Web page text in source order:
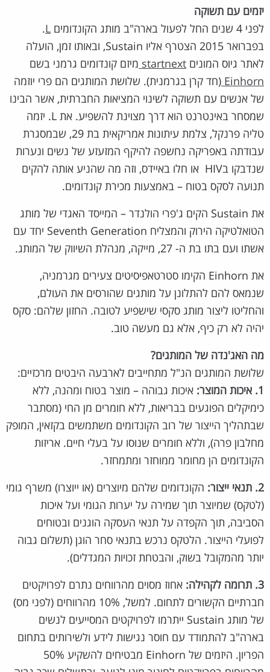
יזמים עם תשוקה
לפני 4 שנים החל לפעול בארה"ב מותג הקונדומים
L
.
בפברואר 2015 הצטרף אליו Sustain, ובאותו זמן, הועלה
לאתר גיוס המונים startnext מיזם קונדומים גרמני בשם
Einhorn (חד קרן בגרמנית). שלושת המותגים הם פרי יוזמה
של אנשים עם תשוקה לשינוי המציאות החברתית, אשר הבינו
שמסחר באינטרנט הוא דרך מצוינת להשפיע. את L. יזמה
טליה פרנקל, צלמת עיתונות אמריקאית בת 29, שבמסגרת
עבודתה באפריקה נחשפה להיקף המזעזע של נשים ונערות
שנדבקו בHIV או חלו באיידס, וזה מה שהניע אותה להקים
תנועה לסקס בטוח – באמצעות מכירת קונדומים.
את Sustain הקים ג'פרי הולנדר – המייסד האגדי של מותג
הטואלטיקה הירוק והמצליח Seventh Generation יחד עם
אשתו ועם בתו בת ה- 27, מייקה, מנהלת השיווק של המותג.
את Einhorn הקימו סטרטאפיסיטים צעירים מגרמניה,
שנמאס להם להתלונן על מותגים שהורסים את העולם,
והחליטו ליצור מותג סקסי שישפיע לטובה. החזון שלהם: סקס
יהיה לא רק כיף, אלא גם מעשה טוב.
מה האג'נדה של המותגים?
שלושת המותגים הנ"ל מתחייבים לארבעה היבטים מרכזיים:
1. איכות המוצר:
איכות גבוהה – מוצר בטוח ומהנה, ללא
כימיקלים הפוגעים בבריאות, ללא חומרים מן החי (מסתבר
שבתהליך הייצור של רוב הקונדומים משתמשים בקזאין, המופק
מחלבון פרה), וללא חומרים שנוסו על בעלי חיים. אריזות
הקונדומים הן מחומר ממוחזר ומתמחזר.
2. תנאי ייצור:
הקונדומים שלהם מיוצרים (או ייוצרו) משרף גומי
(לטקס) שמיוצר תוך שמירה על יערות הגומי ועל איכות
הסביבה, תוך הקפדה על תנאי העסקה הוגנים ובטוחים
לפועלי הייצור. הלטקס נרכש בתנאי סחר הוגן (תשלום גבוה
יותר מהמקובל בשוק, והבטחת זכויות המגדלים).
3. תרומה לקהילה:
אחוז מסוים מהרווחים נתרם לפרויקטים
חברתיים הקשורים לתחום. למשל, 10% מהרווחים (לפני מס)
של מותג Sustain ייתרמו לפרויקטים המסייעים לנשים
בארה"ב להתמודד עם חוסר נגישות לידע ולשירותים בתחום
הפריון. היזמים של Einhorn מבטיחים להשקיע 50%